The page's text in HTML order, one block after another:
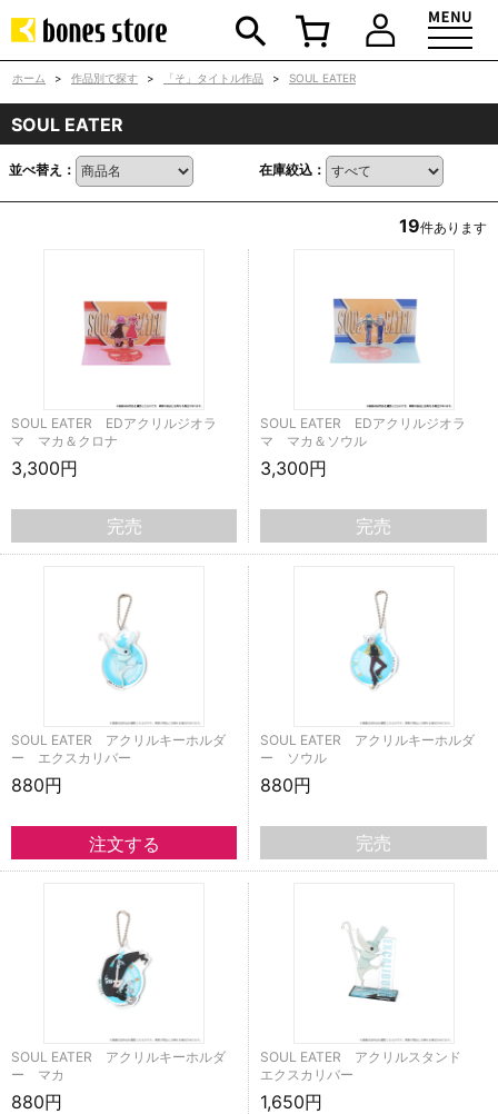
ホーム > 作品別で探す > 「そ」タイトル作品 > SOUL EATER
SOUL EATER
並べ替え： 在庫絞込：
19件あります
SOUL EATER EDアクリルジオラ
マ マカ＆クロナ
3,300円
完売
SOUL EATER EDアクリルジオラ
マ マカ＆ソウル
3,300円
完売
SOUL EATER アクリルキーホルダ
ー エクスカリバー
880円
SOUL EATER アクリルキーホルダ
ー ソウル
880円
完売
SOUL EATER アクリルキーホルダ
ー マカ
880円
SOUL EATER アクリルスタンド
エクスカリバー
1,650円